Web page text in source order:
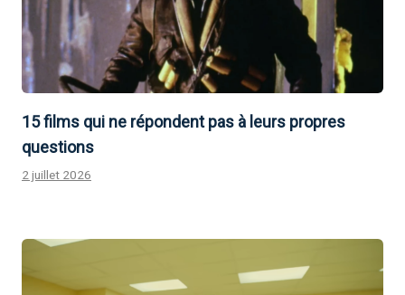
15 films qui ne répondent pas à leurs propres
questions
2 juillet 2026